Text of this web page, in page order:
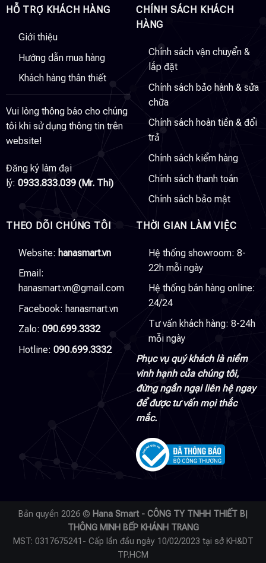
HỖ TRỢ KHÁCH HÀNG
Giới thiệu
Hướng dẫn mua hàng
Khách hàng thân thiết
Vui lòng thông báo cho chúng
tôi khi sử dụng thông tin trên
website!
Đăng ký làm đại
lý: 0933.833.039 (Mr. Thi)
CHÍNH SÁCH KHÁCH
HÀNG
Chính sách vận chuyển &
lắp đặt
Chính sách bảo hành & sửa
chữa
Chính sách hoàn tiền & đổi
trả
Chính sách kiểm hàng
Chính sách thanh toán
Chính sách bảo mật
THEO DÕI CHÚNG TÔI
Website: hanasmart.vn
Email:
hanasmart.vn@gmail.com
Facebook: hanasmart.vn
Zalo: 090.699.3332
Hotline: 090.699.3332
THỜI GIAN LÀM VIỆC
Hệ thống showroom: 8-
22h mỗi ngày
Hệ thống bán hàng online:
24/24
Tư vấn khách hàng: 8-24h
mỗi ngày
Phục vụ quý khách là niềm
vinh hạnh của chúng tôi,
đừng ngần ngại liên hệ ngay
để được tư vấn mọi thắc
mắc.
Bản quyền 2026 © Hana Smart - CÔNG TY TNHH THIẾT BỊ
THÔNG MINH BẾP KHÁNH TRANG
MST: 0317675241- Cấp lần đầu ngày 10/02/2023 tại sở KH&DT
TP.HCM